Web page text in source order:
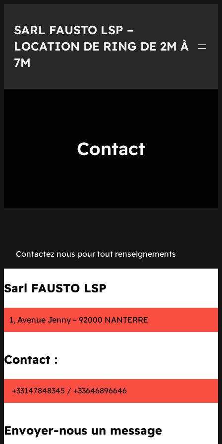
contenu
SARL FAUSTO LSP –
LOCATION DE RING DE 2M À
7M
Contact
Contactez nous pour tout renseignements
Sarl FAUSTO LSP
1, Avenue Jenny – 92000 NANTERRE
Contact :
+33147848345 / +33646896646
Envoyer-nous un message